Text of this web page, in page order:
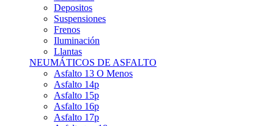
Suspensiones
Frenos
Iluminación
Llantas
NEUMÁTICOS DE ASFALTO
Asfalto 13 O Menos
Asfalto 14p
Asfalto 15p
Asfalto 16p
Asfalto 17p
Asfalto >= 18p
NEUMÁTICOS DE TIERRA